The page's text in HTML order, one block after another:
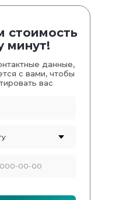
данные,
с вами, чтобы
вас
стоимость
минут!